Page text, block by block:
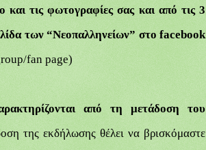
και τις φωτογραφίες σας και από τις 3
των “Νεοπαλληνείων” στο facebook
fan page)
από τη μετάδοση του
της εκδήλωσης θέλει να βρισκόμαστε